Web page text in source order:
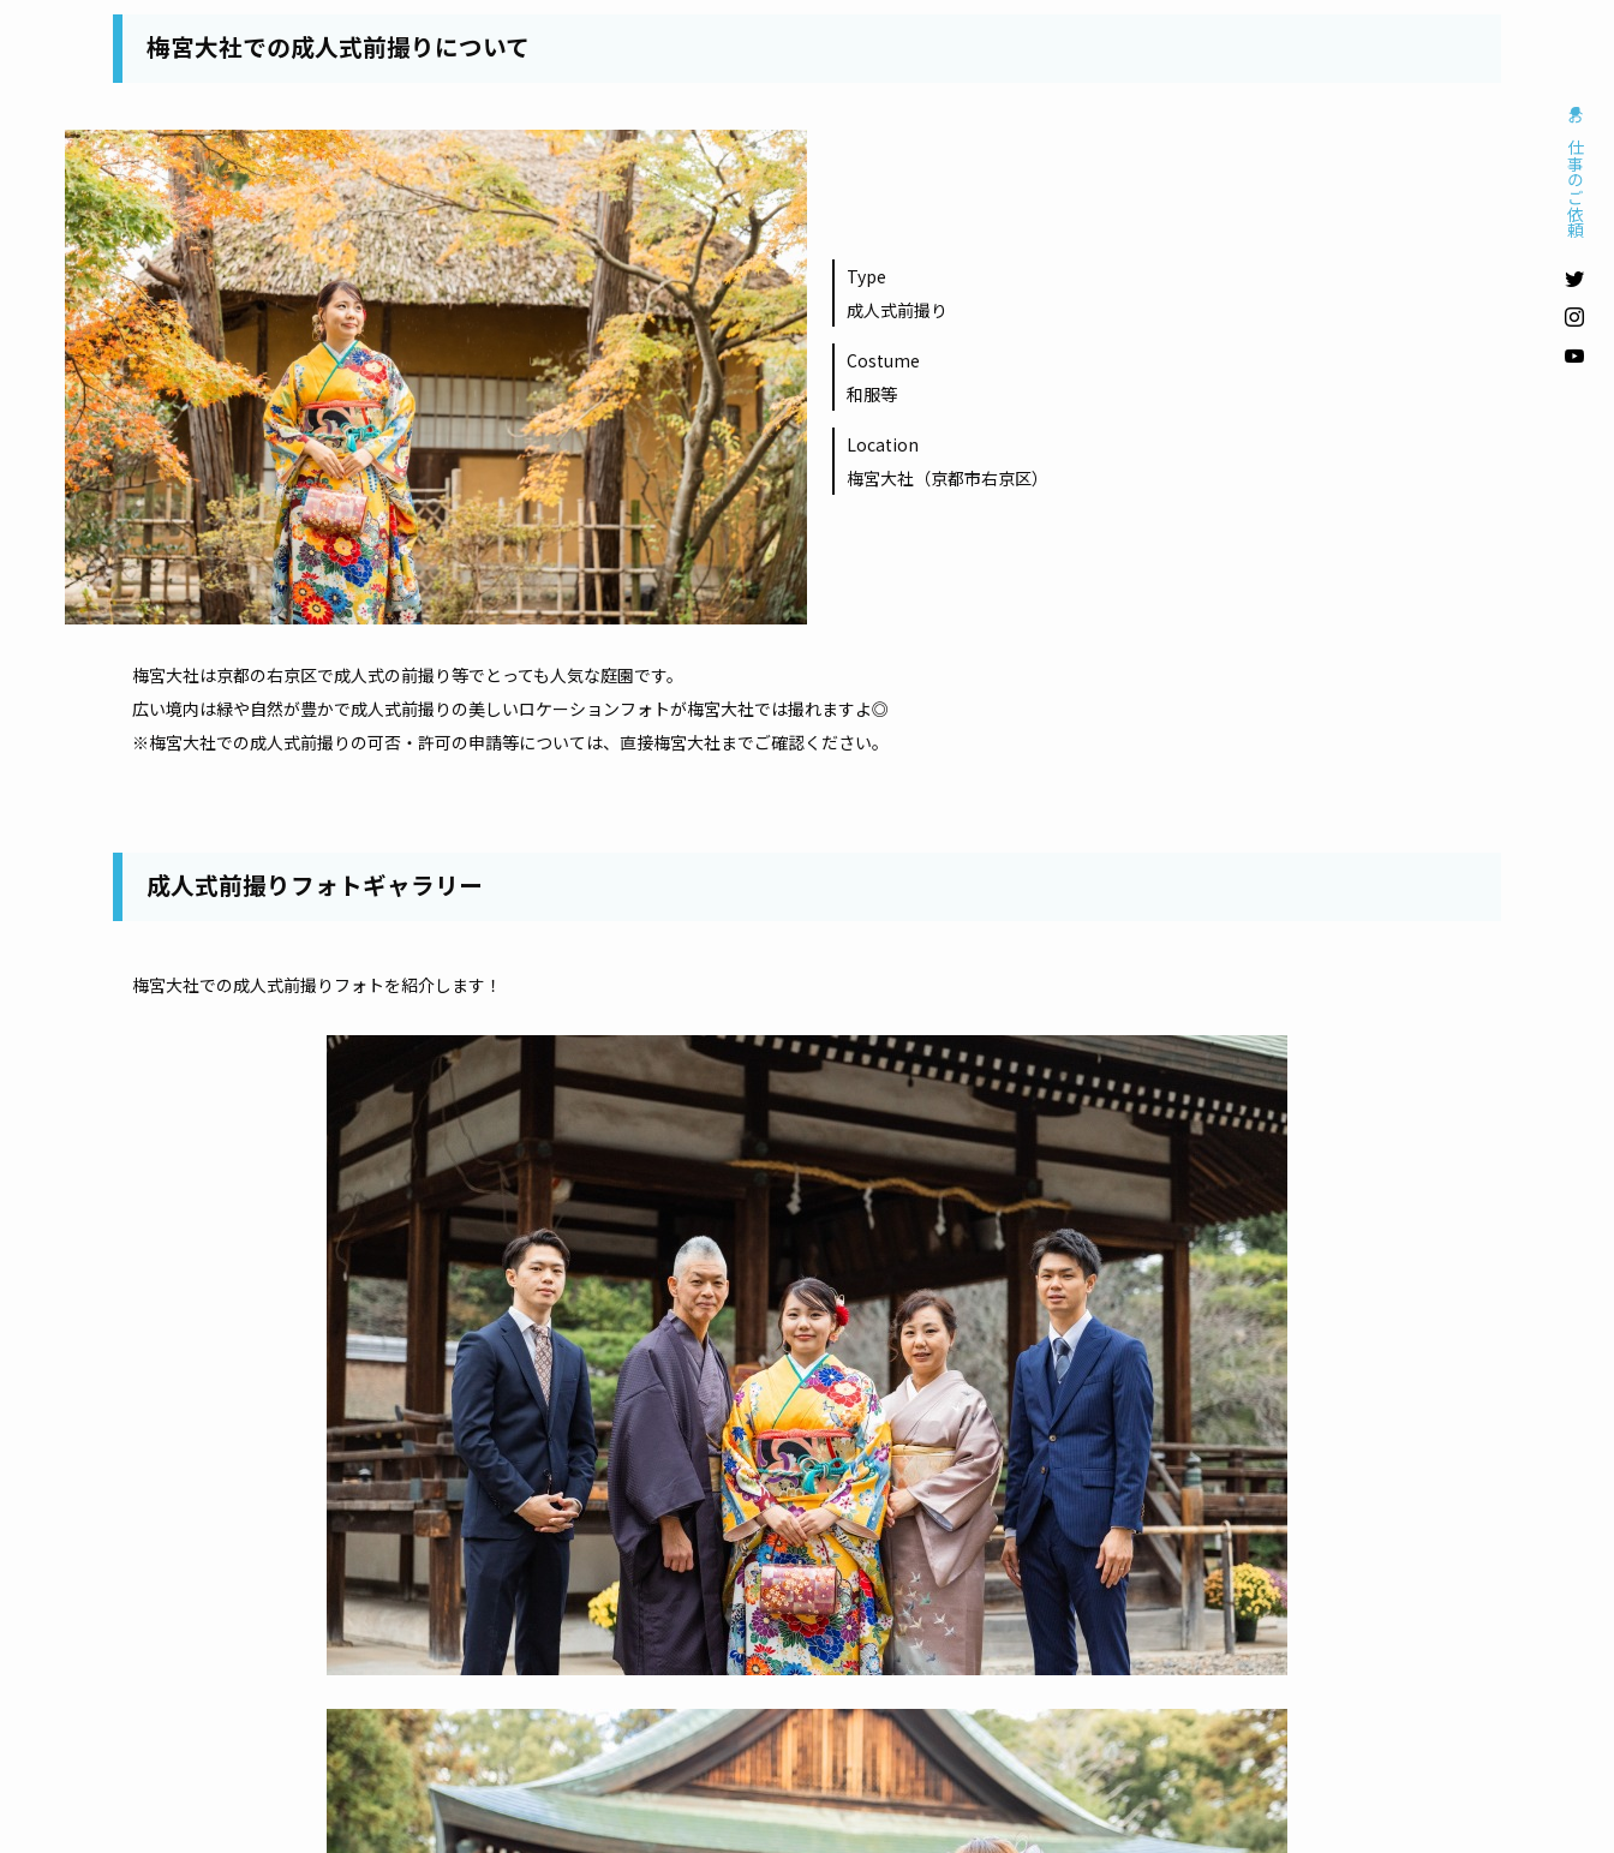
お仕事のご依頼
梅宮大社での成人式前撮りについて
Type
成人式前撮り
Costume
和服等
Location
梅宮大社（京都市右京区）
梅宮大社は京都の右京区で成人式の前撮り等でとっても人気な庭園です。
広い境内は緑や自然が豊かで成人式前撮りの美しいロケーションフォトが梅宮大社では撮れますよ◎
※梅宮大社での成人式前撮りの可否・許可の申請等については、直接梅宮大社までご確認ください。
成人式前撮りフォトギャラリー
梅宮大社での成人式前撮りフォトを紹介します！